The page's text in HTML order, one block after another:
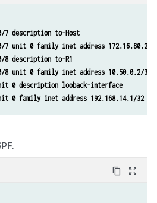
7 description to-Host
7 unit 0 family inet address 172.16.80.2/
8 description to-R1
unit 0 family inet address 10.50.0.2/30
0 description looback-interface
0 family inet address 192.168.14.1/32
content_copy zoom_out_map